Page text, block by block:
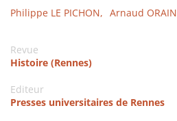
Philippe LE PICHON, Arnaud ORAIN
Revue
Histoire (Rennes)
Editeur
Presses universitaires de Rennes